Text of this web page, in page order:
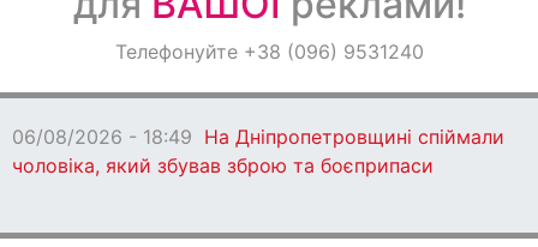
ОголошенняТелефонуйте +38 (096) 9531240
06/08/2026 - 18:49 На Дніпропетровщині спіймали
чоловіка, який збував зброю та боєприпаси